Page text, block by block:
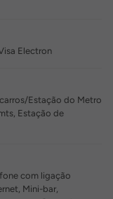
Electron
Estação do Metro
Estação de
com ligação
Mini-bar,